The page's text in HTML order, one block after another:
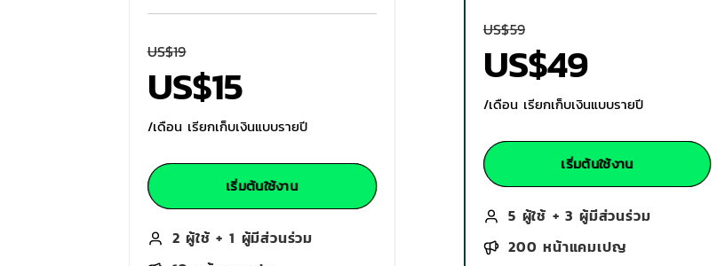
US$19
US$15
/เดือน เรียกเก็บเงินแบบรายปี
เริ่มต้นใช้งาน
2 ผู้ใช้ + 1 ผู้มีส่วนร่วม
US$59
US$49
/เดือน เรียกเก็บเงินแบบรายปี
เริ่มต้นใช้งาน
5 ผู้ใช้ + 3 ผู้มีส่วนร่วม
200 หน้าแคมเปญ